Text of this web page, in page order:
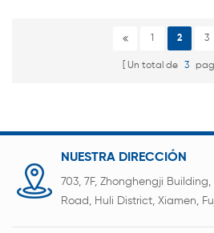
1 2 3
Un total de 3
NUESTRA DIRECCIÓN
703, 7F, Zhonghengji
Road, Huli District, Xiamen,